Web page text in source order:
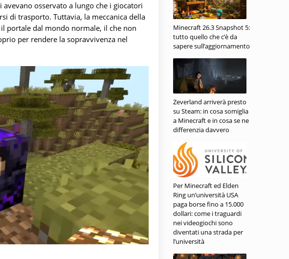
osservato a lungo che i giocatori
di trasporto. Tuttavia, la meccanica della
portale dal mondo normale, il che non
per rendere la sopravvivenza nel
Minecraft 26.3 Snapshot 5:
tutto quello che c’è da
sapere sull’aggiornamento
Zeverland arriverà presto
su Steam: in cosa somiglia
a Minecraft e in cosa se ne
differenzia davvero
Per Minecraft ed Elden
Ring un’università USA
paga borse fino a 15.000
dollari: come i traguardi
nei videogiochi sono
diventati una strada per
l’università